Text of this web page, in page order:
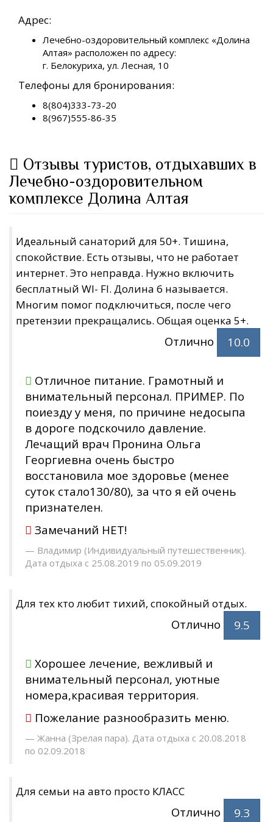
Адрес:
Лечебно-оздоровительный комплекс «Долина
Алтая» расположен по адресу:
г. Белокуриха, ул. Лесная, 10
Телефоны для бронирования:
8(804)333-73-20
8(967)555-86-35
Отзывы туристов, отдыхавших в
Лечебно-оздоровительном
комплексе Долина Алтая
Идеальный санаторий для 50+. Тишина,
спокойствие. Есть отзывы, что не работает
интернет. Это неправда. Нужно включить
бесплатный WI- FI. Долина 6 называется.
Многим помог подключиться, после чего
претензии прекращались. Общая оценка 5+.
Отлично 10.0
Отличное питание. Грамотный и
внимательный персонал. ПРИМЕР. По
поиезду у меня, по причине недосыпа
в дороге подскочило давление.
Лечащий врач Пронина Ольга
Георгиевна очень быстро
восстановила мое здоровье (менее
суток стало130/80), за что я ей очень
признателен.
Замечаний НЕТ!
Владимир (Индивидуальный путешественник).
Дата отдыха с 25.08.2019 по 05.09.2019
Для тех кто любит тихий, спокойный отдых.
Отлично 9.5
Хорошее лечение, вежливый и
внимательный персонал, уютные
номера,красивая территория.
Пожелание разнообразить меню.
Жанна (Зрелая пара). Дата отдыха с 20.08.2018
по 02.09.2018
Для семьи на авто просто КЛАСС
Отлично 9.3